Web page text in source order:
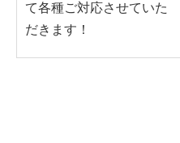
て各種ご対応させていた
だきます！